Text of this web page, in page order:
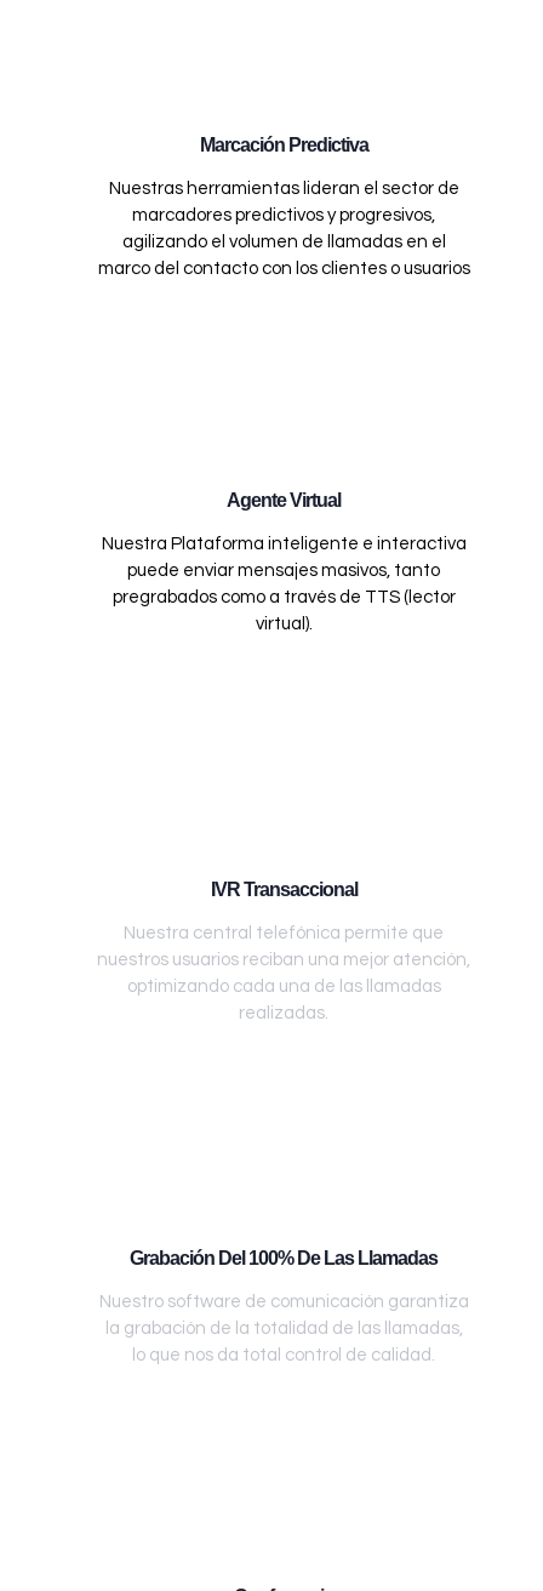
Marcación Predictiva
Nuestras herramientas lideran el sector de
marcadores predictivos y progresivos,
agilizando el volumen de llamadas en el
marco del contacto con los clientes o usuarios
Agente Virtual
Nuestra Plataforma inteligente e interactiva
puede enviar mensajes masivos, tanto
pregrabados como a través de TTS (lector
virtual).
IVR Transaccional
Nuestra central telefónica permite que
nuestros usuarios reciban una mejor atención,
optimizando cada una de las llamadas
realizadas.
Grabación Del 100% De Las Llamadas
Nuestro software de comunicación garantiza
la grabación de la totalidad de las llamadas,
lo que nos da total control de calidad.